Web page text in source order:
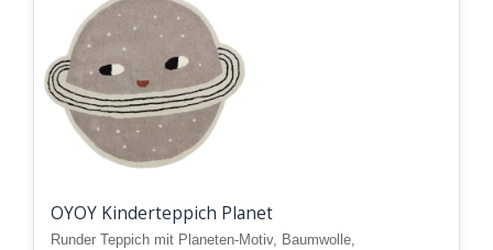
OYOY Kinderteppich Planet
Runder Teppich mit Planeten-Motiv, Baumwolle,